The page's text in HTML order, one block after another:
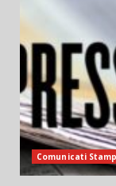
Comunicati